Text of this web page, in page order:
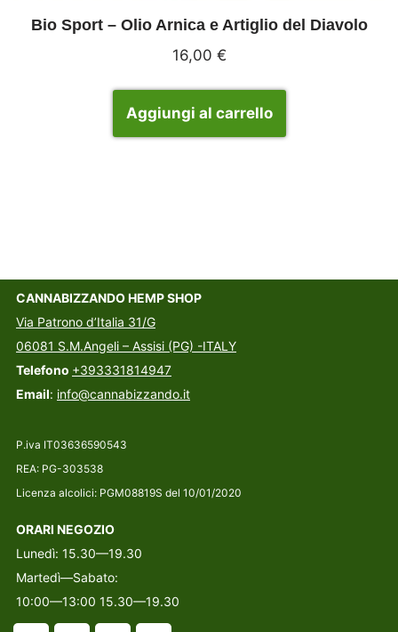
Bio Sport – Olio Arnica e Artiglio del Diavolo
16,00 €
Aggiungi al carrello
CANNABIZZANDO HEMP SHOP
Via Patrono d’Italia 31/G
06081 S.M.Angeli – Assisi (PG) -ITALY
Telefono +393331814947
Email: info@cannabizzando.it
P.iva IT03636590543
REA: PG-303538
Licenza alcolici: PGM08819S del 10/01/2020
ORARI NEGOZIO
Lunedì: 15.30—19.30
Martedì—Sabato:
10:00—13:00 15.30—19.30